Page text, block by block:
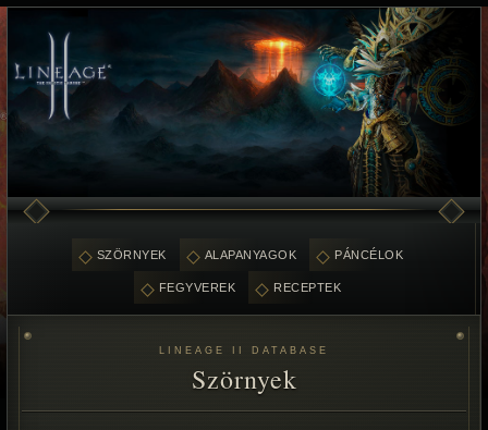
SZÖRNYEK ALAPANYAGOK PÁNCÉLOK
FEGYVEREK RECEPTEK
LINEAGE II DATABASE
Szörnyek